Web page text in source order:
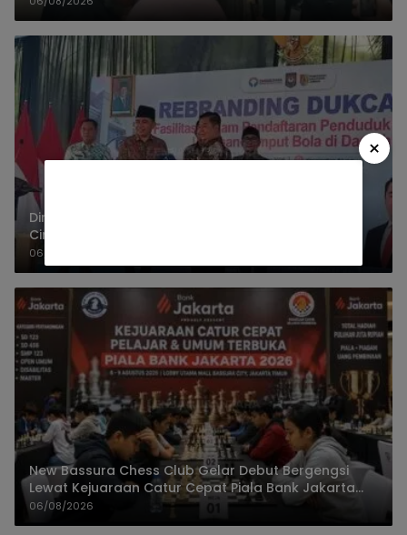
Dirjen Dukcapil Dorong Jember Percepat IKD, Peta
Cinta Dinilai Inovasi Pelayanan Terbaik
06/08/2026
New Bassura Chess Club Gelar Debut Bergengsi
Lewat Kejuaraan Catur Cepat Piala Bank Jakarta
2026
06/08/2026
×